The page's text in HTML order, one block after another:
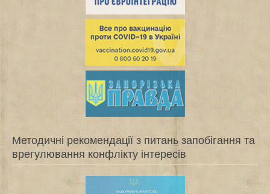
Методичні рекомендації з питань запобігання та
врегулювання конфлікту інтересів